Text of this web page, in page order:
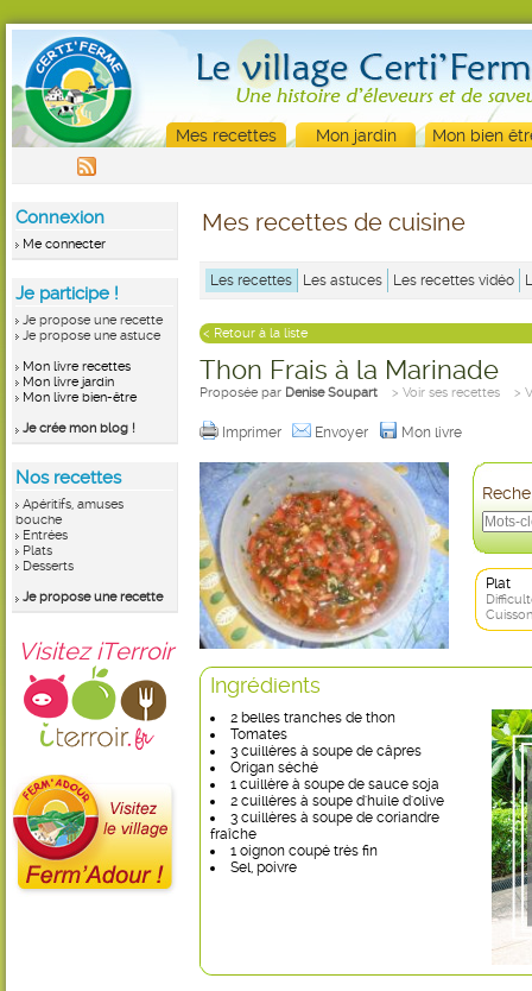
Mes recettes Mon jardin Mon bien
Connexion
Me connecter
Je participe !
Je propose une recette
Je propose une astuce
Mon livre recettes
Mon livre jardin
Mon livre bien-être
Je crée mon blog !
Nos recettes
Apéritifs, amuses
bouche
Entrées
Plats
Desserts
Je propose une recette
Visitez iTerroir
Mes recettes de cuisine
Les recettes Les astuces Les recettes vidéo
< Retour à la liste
Thon Frais à la Marinade
Proposée par Denise Soupart > Voir ses recettes >
Imprimer Envoyer Mon livre
Plat
Ingrédients
2 belles tranches de thon
Tomates
3 cuillères à soupe de câpres
Origan séché
1 cuillère à soupe de sauce soja
2 cuillères à soupe d'huile d'olive
3 cuillères à soupe de coriandre
fraîche
1 oignon coupé très fin
Sel, poivre